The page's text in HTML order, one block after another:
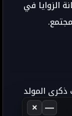
الزوايا في
المولد
للمغرب،
—
×